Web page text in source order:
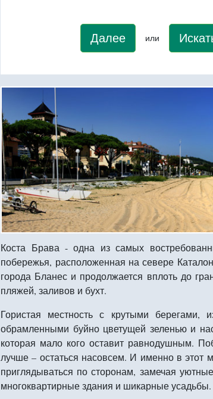
Далее или
Коста Брава - одна из самых
побережья, расположенная на севере
города Бланес и продолжается вплоть до
пляжей, заливов и бухт.
Гористая местность с крутыми берегами,
обрамленными буйно цветущей зеленью и
которая мало кого оставит равнодушным.
лучше – остаться насовсем. И именно в этот
приглядываться по сторонам, замечая
многоквартирные здания и шикарные усадьбы.